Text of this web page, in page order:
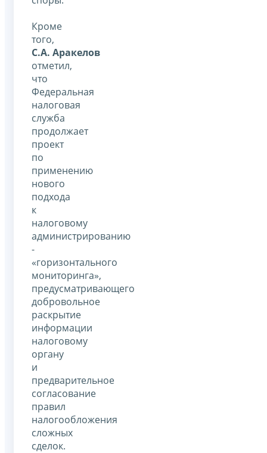
Кроме
того,
С.А. Аракелов
отметил,
что
Федеральная
налоговая
служба
продолжает
проект
по
применению
нового
подхода
к
налоговому
администрированию
-
«горизонтального
мониторинга»,
предусматривающего
добровольное
раскрытие
информации
налоговому
органу
и
предварительное
согласование
правил
налогообложения
сложных
сделок.